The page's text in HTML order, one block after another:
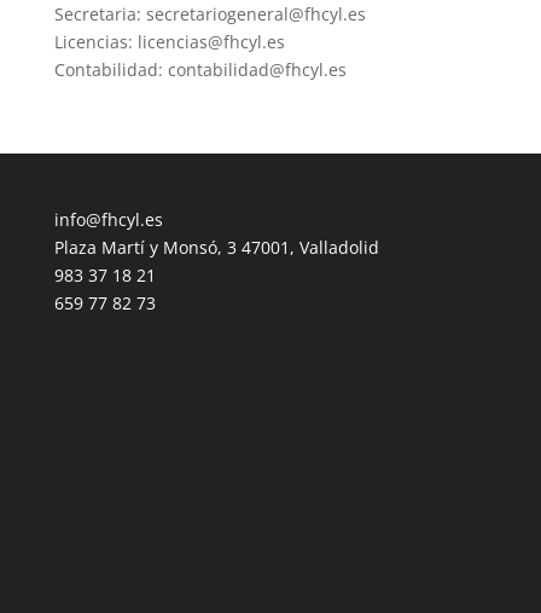
Secretaria: secretariogeneral@fhcyl.es
Licencias: licencias@fhcyl.es
Contabilidad: contabilidad@fhcyl.es
info@fhcyl.es
Plaza Martí y Monsó, 3 47001, Valladolid
983 37 18 21
659 77 82 73